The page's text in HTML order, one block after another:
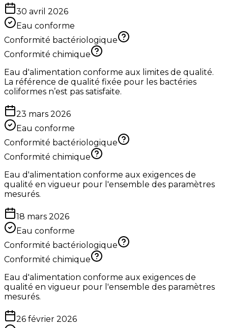
30 avril 2026
Eau conforme
Conformité bactériologique
Conformité chimique
Eau d'alimentation conforme aux limites de qualité.
La référence de qualité fixée pour les bactéries
coliformes n’est pas satisfaite.
23 mars 2026
Eau conforme
Conformité bactériologique
Conformité chimique
Eau d'alimentation conforme aux exigences de
qualité en vigueur pour l'ensemble des paramètres
mesurés.
18 mars 2026
Eau conforme
Conformité bactériologique
Conformité chimique
Eau d'alimentation conforme aux exigences de
qualité en vigueur pour l'ensemble des paramètres
mesurés.
26 février 2026